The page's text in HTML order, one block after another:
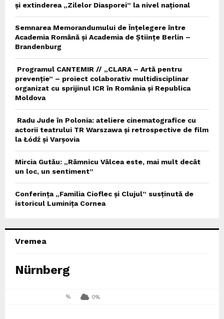
și extinderea „Zilelor Diasporei” la nivel național
Semnarea Memorandumului de Înțelegere între
Academia Română și Academia de Științe Berlin –
Brandenburg
Programul CANTEMIR // „CLARA – Artă pentru
prevenție” – proiect colaborativ multidisciplinar
organizat cu sprijinul ICR în România și Republica
Moldova
Radu Jude în Polonia: ateliere cinematografice cu
actorii teatrului TR Warszawa și retrospective de film
la Łódź și Varșovia
Mircia Gutău: „Râmnicu Vâlcea este, mai mult decât
un loc, un sentiment”
Conferința „Familia Cioflec și Clujul” susținută de
istoricul Luminița Cornea
Vremea
Nürnberg
% 0%